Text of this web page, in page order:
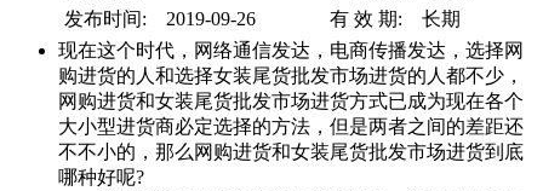
发布时间: 2019-09-26
有 效 期: 长期
现在这个时代，网络通信发达，电商传播发达，选择网
购进货的人和选择女装尾货批发市场进货的人都不少，
网购进货和女装尾货批发市场进货方式已成为现在各个
大小型进货商必定选择的方法，但是两者之间的差距还
不不小的，那么网购进货和女装尾货批发市场进货到底
哪种好呢?